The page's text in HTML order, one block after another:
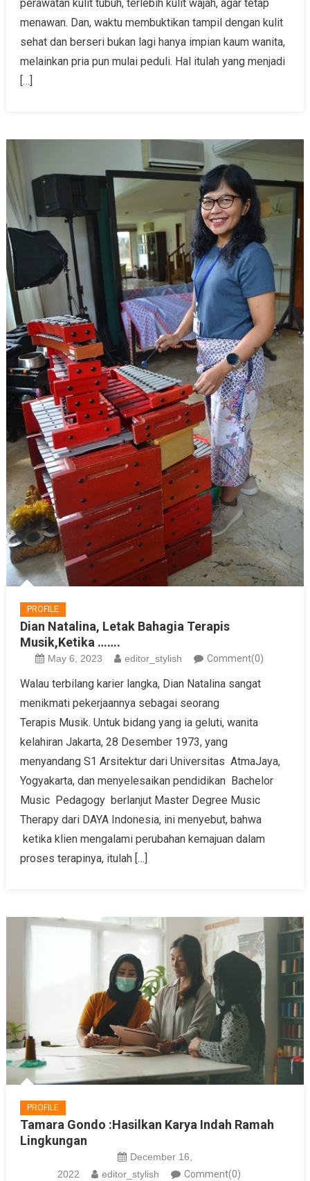
perawatan kulit tubuh, terlebih kulit wajah, agar tetap
menawan. Dan, waktu membuktikan tampil dengan kulit
sehat dan berseri bukan lagi hanya impian kaum wanita,
melainkan pria pun mulai peduli. Hal itulah yang menjadi
[…]
PROFILE
Dian Natalina, Letak Bahagia Terapis
Musik,Ketika …….
May 6, 2023 editor_stylish Comment(0)
Walau terbilang karier langka, Dian Natalina sangat
menikmati pekerjaannya sebagai seorang
Terapis Musik. Untuk bidang yang ia geluti, wanita
kelahiran Jakarta, 28 Desember 1973, yang
menyandang S1 Arsitektur dari Universitas AtmaJaya,
Yogyakarta, dan menyelesaikan pendidikan Bachelor
Music Pedagogy berlanjut Master Degree Music
Therapy dari DAYA Indonesia, ini menyebut, bahwa
ketika klien mengalami perubahan kemajuan dalam
proses terapinya, itulah […]
PROFILE
Tamara Gondo :Hasilkan Karya Indah Ramah
Lingkungan
December 16,
2022
editor_stylish Comment(0)